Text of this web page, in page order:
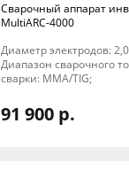
Сварочный аппарат
MultiARC-4000
Диаметр электродов:
Диапазон сварочного
сварки: MMA/TIG;
91 900 р.